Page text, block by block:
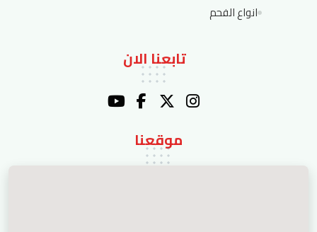
انواع الفحم
تابعنا الان
موقعنا